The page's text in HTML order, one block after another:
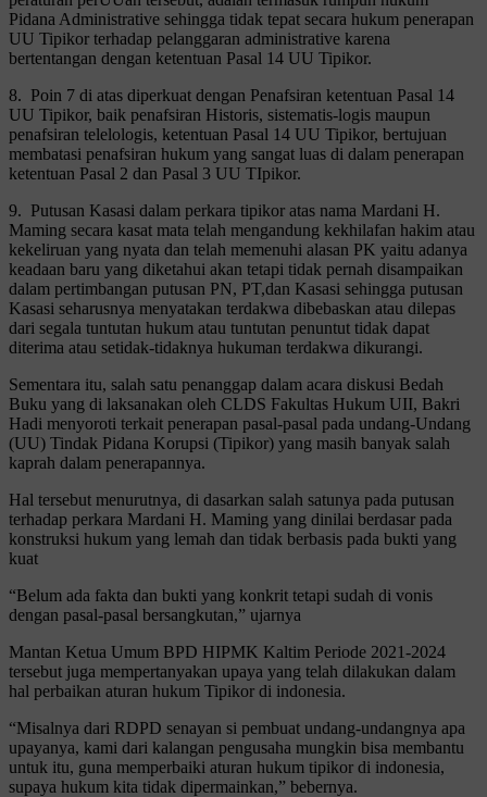
Pidana Administrative sehingga tidak tepat secara hukum penerapan
UU Tipikor terhadap pelanggaran administrative karena
bertentangan dengan ketentuan Pasal 14 UU Tipikor.
8. Poin 7 di atas diperkuat dengan Penafsiran ketentuan Pasal 14
UU Tipikor, baik penafsiran Historis, sistematis-logis maupun
penafsiran telelologis, ketentuan Pasal 14 UU Tipikor, bertujuan
membatasi penafsiran hukum yang sangat luas di dalam penerapan
ketentuan Pasal 2 dan Pasal 3 UU TIpikor.
9. Putusan Kasasi dalam perkara tipikor atas nama Mardani H.
Maming secara kasat mata telah mengandung kekhilafan hakim atau
kekeliruan yang nyata dan telah memenuhi alasan PK yaitu adanya
keadaan baru yang diketahui akan tetapi tidak pernah disampaikan
dalam pertimbangan putusan PN, PT,dan Kasasi sehingga putusan
Kasasi seharusnya menyatakan terdakwa dibebaskan atau dilepas
dari segala tuntutan hukum atau tuntutan penuntut tidak dapat
diterima atau setidak-tidaknya hukuman terdakwa dikurangi.
Sementara itu, salah satu penanggap dalam acara diskusi Bedah
Buku yang di laksanakan oleh CLDS Fakultas Hukum UII, Bakri
Hadi menyoroti terkait penerapan pasal-pasal pada undang-Undang
(UU) Tindak Pidana Korupsi (Tipikor) yang masih banyak salah
kaprah dalam penerapannya.
Hal tersebut menurutnya, di dasarkan salah satunya pada putusan
terhadap perkara Mardani H. Maming yang dinilai berdasar pada
konstruksi hukum yang lemah dan tidak berbasis pada bukti yang
kuat
“Belum ada fakta dan bukti yang konkrit tetapi sudah di vonis
dengan pasal-pasal bersangkutan,” ujarnya
Mantan Ketua Umum BPD HIPMK Kaltim Periode 2021-2024
tersebut juga mempertanyakan upaya yang telah dilakukan dalam
hal perbaikan aturan hukum Tipikor di indonesia.
“Misalnya dari RDPD senayan si pembuat undang-undangnya apa
upayanya, kami dari kalangan pengusaha mungkin bisa membantu
untuk itu, guna memperbaiki aturan hukum tipikor di indonesia,
supaya hukum kita tidak dipermainkan,” bebernya.